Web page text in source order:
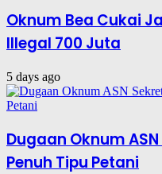
Oknum Bea Cukai
Illegal 700 Juta
5 days ago
Dugaan Oknum
Penuh Tipu Petani